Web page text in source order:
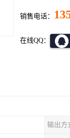
销售电话：
在线QQ：
输出方